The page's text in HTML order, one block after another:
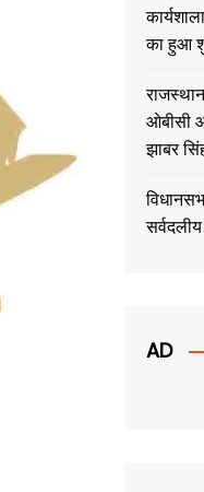
का हुआ
ओबीसी
झाबर
AD